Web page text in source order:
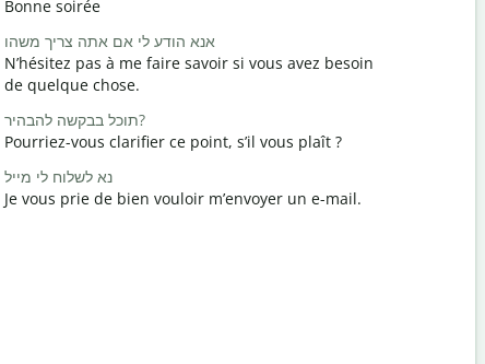
Bonne soirée
אנא הודע לי אם אתה צריך משהו
N’hésitez pas à me faire savoir si vous avez besoin
de quelque chose.
תוכל בבקשה להבהיר?
Pourriez-vous clarifier ce point, s’il vous plaît ?
נא לשלוח לי מייל
Je vous prie de bien vouloir m’envoyer un e-mail.